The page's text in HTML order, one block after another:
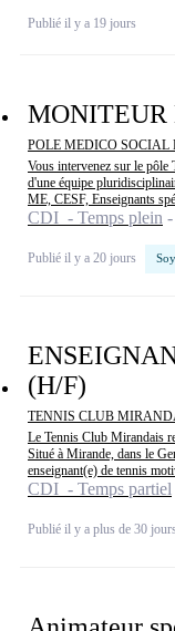
Publié il y a 19 jours
MONITEUR
POLE MEDICO
Vous intervenez sur le pôle
d'une équipe
ME, CESF, Enseignants
CDI - Temps plein
Publié il y a 20 jours
(H/F)
TENNIS CLUB
Le Tennis Club Mirandais
Situé à Mirande, dans le
enseignant(e) de tennis
CDI - Temps partiel
Publié il y a plus de 30 jours